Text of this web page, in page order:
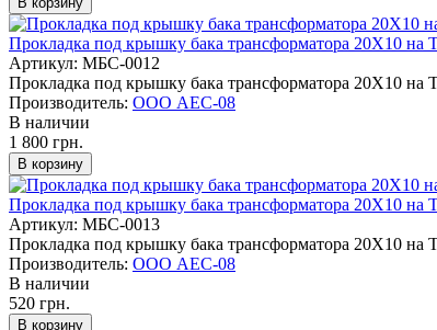
Прокладка под крышку бака трансформатора 20Х10 на
Артикул: МБС-0012
Прокладка под крышку бака трансформатора 20Х10 на
Производитель: ООО АЕС-08
В наличии
1 800 грн.
Прокладка под крышку бака трансформатора 20Х10 на
Артикул: МБС-0013
Прокладка под крышку бака трансформатора 20Х10 на
Производитель: ООО АЕС-08
В наличии
520 грн.